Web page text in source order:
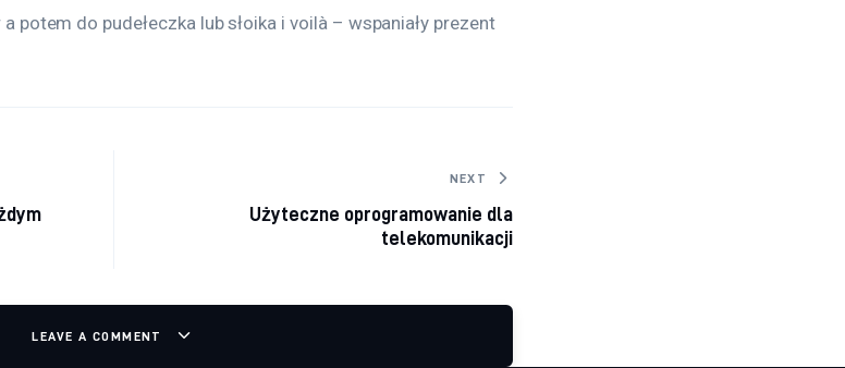
potem do pudełeczka lub słoika i voilà – wspaniały prezent
NEXT
Użyteczne oprogramowanie dla
telekomunikacji
LEAVE A COMMENT